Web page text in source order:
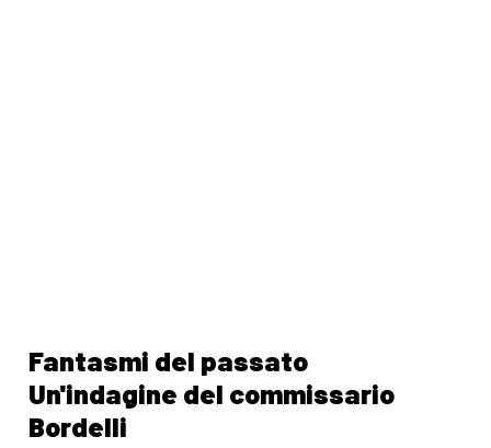
Fantasmi del passato
Un'indagine del commissario
Bordelli